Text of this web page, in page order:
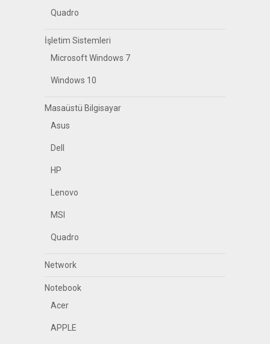
Quadro
İşletim Sistemleri
Microsoft Windows 7
Windows 10
Masaüstü Bilgisayar
Asus
Dell
HP
Lenovo
MSI
Quadro
Network
Notebook
Acer
APPLE